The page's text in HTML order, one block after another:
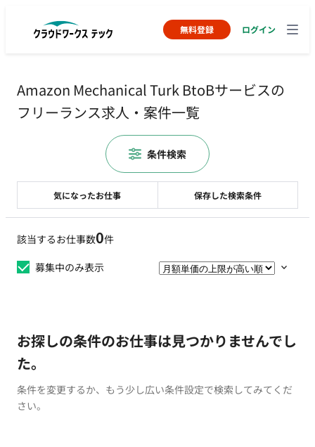
無料登録 ログイン
Amazon Mechanical Turk BtoBサービスの
フリーランス求人・案件一覧
該当するお仕事数0件
募集中のみ表示
お探しの条件のお仕事は見つかりませんでし
た。
条件を変更するか、もう少し広い条件設定で検索してみてくだ
さい。
気になったお仕事 保存した検索条件
条件検索